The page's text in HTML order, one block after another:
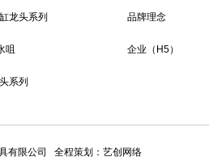
龙头系列
咀
系列
品牌理念
企业（H5）
有限公司 全程策划：艺创网络